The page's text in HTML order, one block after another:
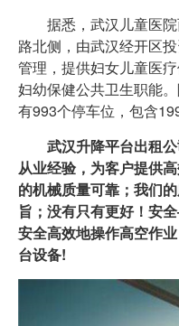
据悉，武汉儿童医院
路北侧，由武汉经开区
管理，提供妇女儿童医
妇幼保健公共卫生职能
有993个停车位，包含
武汉升降平台出租公
从业经验，为客户提供
的机械质量可靠；我们
旨；没有只有更好！安
安全高效地操作高空作
台设备!